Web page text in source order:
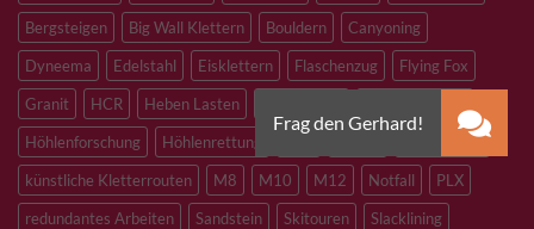
Bergsteigen
Big Wall Klettern Bouldern
Canyoning
Dyneema
Edelstahl Eisklettern Flaschenzug
Flying Fox
Granit
HCR Heben Lasten
Höhlenforschung
Höhlenrettung
Kletterhalle
künstliche Kletterrouten
M8 M10 M12 Notfall
PLX
redundantes Arbeiten
Sandstein Skitouren
Slacklining